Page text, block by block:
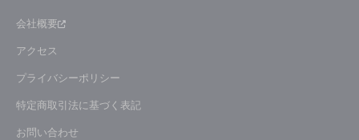
会社概要
アクセス
プライバシーポリシー
特定商取引法に基づく表記
お問い合わせ